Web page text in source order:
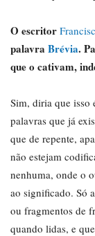
O escritor
palavra Brévia.
que o cativam,
Sim, diria que isso
palavras que já
que de repente,
não estejam
nenhuma, onde o
ao significado. Só
ou fragmentos de
quando lidas, e